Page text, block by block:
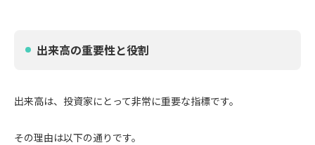
出来高の重要性と役割
出来高は、投資家にとって非常に重要な指標です。
その理由は以下の通りです。